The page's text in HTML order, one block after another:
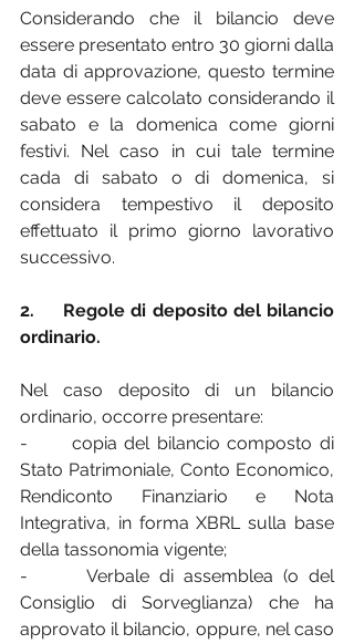
Considerando che il bilancio deve
essere presentato entro 30 giorni dalla
data di approvazione, questo termine
deve essere calcolato considerando il
sabato e la domenica come giorni
festivi. Nel caso in cui tale termine
cada di sabato o di domenica, si
considera tempestivo il deposito
effettuato il primo giorno lavorativo
successivo.
2.     Regole di deposito del bilancio
ordinario.
Nel caso deposito di un bilancio
ordinario, occorre presentare:
-      copia del bilancio composto di
Stato Patrimoniale, Conto Economico,
Rendiconto Finanziario e Nota
Integrativa, in forma XBRL sulla base
della tassonomia vigente;
-      Verbale di assemblea (o del
Consiglio di Sorveglianza) che ha
approvato il bilancio, oppure, nel caso